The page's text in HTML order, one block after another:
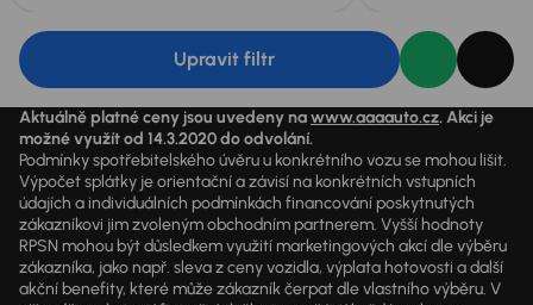
Upravit filtr
Aktuálně platné ceny jsou uvedeny nawww.aaaauto.cz. Akci je
možné využít od 14.3.2020 do odvolání.
Podmínky spotřebitelského úvěru u konkrétního vozu se mohou lišit.
Výpočet splátky je orientační a závisí na konkrétních vstupních
údajích a individuálních podmínkách financování poskytnutých
zákazníkovi jim zvoleným obchodním partnerem. Vyšší hodnoty
RPSN mohou být důsledkem využití marketingových akcí dle výběru
zákazníka, jako např. sleva z ceny vozidla, výplata hotovosti a další
akční benefity, které může zákazník čerpat dle vlastního výběru. V